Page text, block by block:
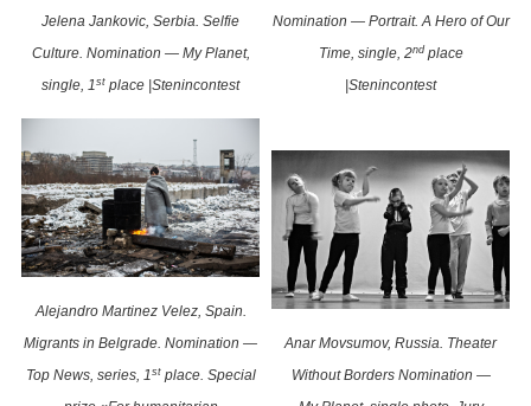
Jelena Jankovic, Serbia. Selfie
Culture. Nomination — My Planet,
single, 1st place |Stenincontest
Nomination — Portrait. A Hero of Our
Time, single, 2ndplace
|Stenincontest
Alejandro Martinez Velez, Spain.
Migrants in Belgrade. Nomination —
Top News, series, 1stplace. Special
Anar Movsumov, Russia. Theater
Without Borders Nomination —